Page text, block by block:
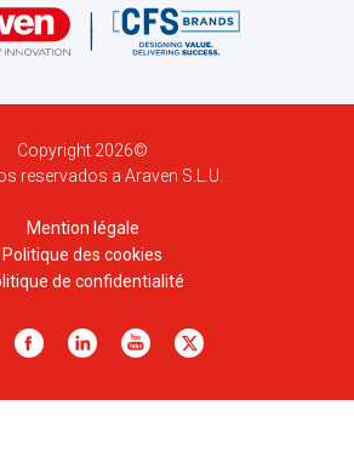
Copyright 2026©
reservados a Araven S.L.U.
Mention légale
Politique des cookies
de confidentialité